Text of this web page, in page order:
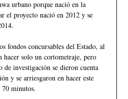
urbano porque nació en la
el proyecto nació en 2012 y se
fondos concursables del Estado, al
hacer solo un cortometraje, pero
de investigación se dieron cuenta
y se arriesgaron en hacer este
70 minutos.